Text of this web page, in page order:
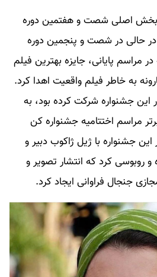
بخش اصلی شصت و هفتمین دوره
در حالی در شصت و پنجمین دوره
مراسم پایانی، جایزه بهترین فیلم
به خاطر فیلم واقعیت اهدا کرد.
این جشنواره شرکت کرده بود، به
مراسم اختتامیه جشنواره کن
جشنواره با ژیل ژاکوب دبیر و
روبوسی کرد که انتشار تصویر و
جنجال فراوانی ایجاد کرد.